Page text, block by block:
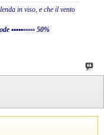
in viso, e che il vento
▪▪▪▪▪▫▫▫▫▫ 50%